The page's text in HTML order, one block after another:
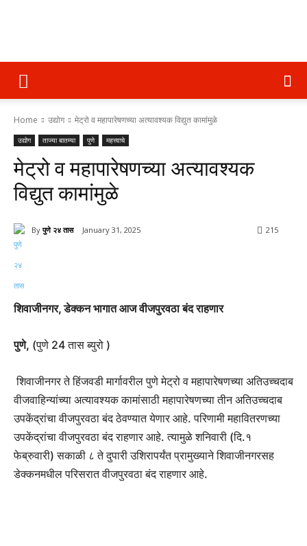
पुणे
२४
Home उद्योग मेट्रो व महापारेषणच्या अत्यावश्यक विद्युत कामांमुळे
उद्योग ताज्या बातम्या पुणे महत्त्वाचे
मेट्रो व महापारेषणच्या अत्यावश्यक
विद्युत कामांमुळे
By पुणे २४ तास January 31, 2025 215
शिवाजीनगर, डेक्कन भागात आज वीजपुरवठाबंद राहणार
पुणे, (पुणे 24 तास ब्युरो )
शिवाजीनगर ते हिंजवडी मार्गावरील पुणे मेट्रो व महापारेषणच्या अतिउच्चदाब
वीजवाहिन्यांच्या अत्यावश्यक कामांसाठी महापारेषणच्या तीन अतिउच्चदाब
उपकेंद्रांचा वीजपुरवठा बंद ठेवण्यात येणार आहे. परिणामी महावितरणच्या
उपकेंद्रांचा वीजपुरवठा बंद राहणार आहे. त्यामुळे शनिवारी (दि.१
फेब्रुवारी) सकाळी ८ ते दुपारी उशिरापर्यंत प्रामुख्याने शिवाजीनगरसह
डेक्कनमधील परिसरात वीजपुरवठा बंद राहणार आहे.